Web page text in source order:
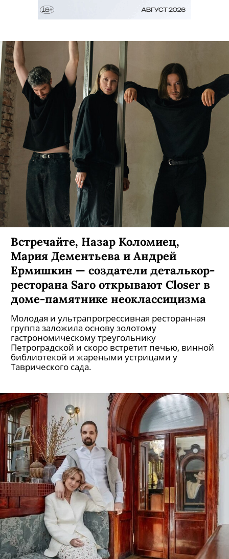
Встречайте, Назар Коломиец,
Мария Дементьева и Андрей
Ермишкин — создатели деталькор-
ресторана Saro открывают Closer в
доме-памятнике неоклассицизма
Молодая и ультрапрогрессивная ресторанная
группа заложила основу золотому
гастрономическому треугольнику
Петроградской и скоро встретит печью, винной
библиотекой и жареными устрицами у
Таврического сада.